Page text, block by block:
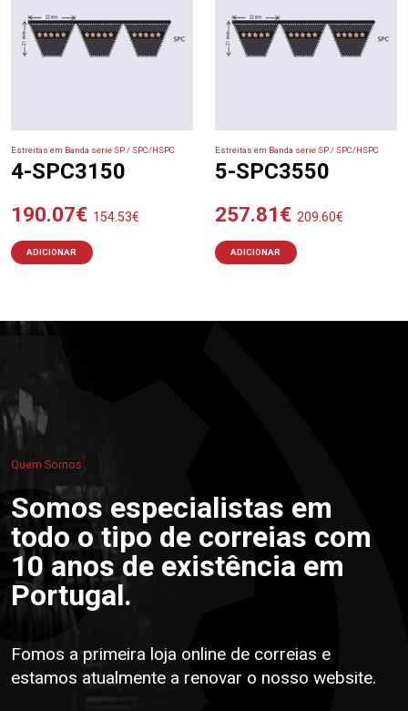
Estreitas em Banda serie SP / SPC/HSPC
4-SPC3150
190.07€ 154.53€
ADICIONAR
Estreitas em Banda serie SP / SPC/HSPC
5-SPC3550
257.81€ 209.60€
ADICIONAR
Quem Somos
Somos especialistas em
todo o tipo de correias com
10 anos de existência em
Portugal.
Fomos a primeira loja online de correias e
estamos atualmente a renovar o nosso website.